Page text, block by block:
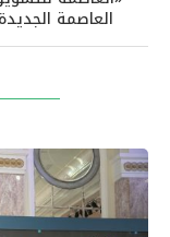
العاصمة الجديدة فى 2026 مدعومة